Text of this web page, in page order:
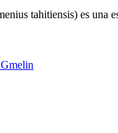
tahitiensis) es una